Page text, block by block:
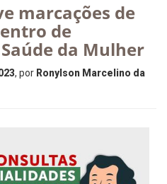
marcações de
de
da Mulher
, por Ronylson Marcelino da